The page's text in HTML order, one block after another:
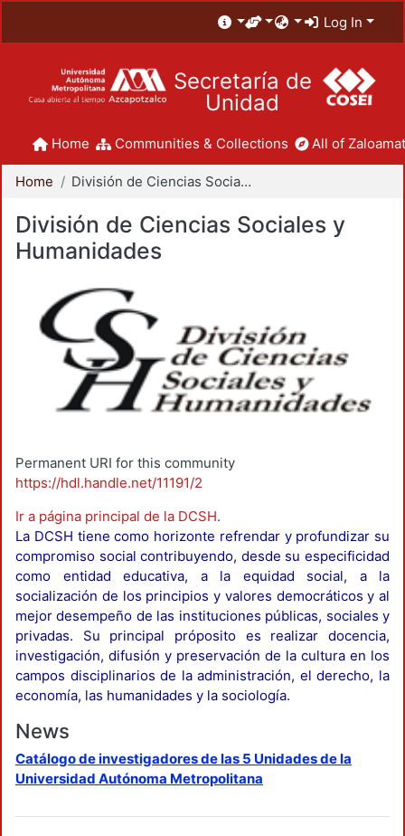
Log In
Secretaría de
Unidad
Home Communities & Collections All of
Home División de Ciencias Sociales y Humanidades
División de Ciencias Sociales y
Humanidades
Permanent URI for this community
https://hdl.handle.net/11191/2
Ir a página principal de la DCSH.
La DCSH tiene como horizonte refrendar y profundizar su
compromiso social contribuyendo, desde su especificidad
como entidad educativa, a la equidad social, a la
socialización de los principios y valores democráticos y al
mejor desempeño de las instituciones públicas, sociales y
privadas. Su principal próposito es realizar docencia,
investigación, difusión y preservación de la cultura en los
campos disciplinarios de la administración, el derecho, la
economía, las humanidades y la sociología.
News
Catálogo de investigadores de las 5 Unidades de la
Universidad Autónoma Metropolitana